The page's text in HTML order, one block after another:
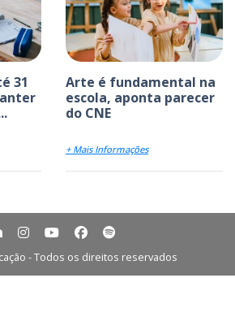
31
Arte é fundamental na
escola, aponta parecer
do CNE
+ Mais Informações
- Todos os direitos reservados